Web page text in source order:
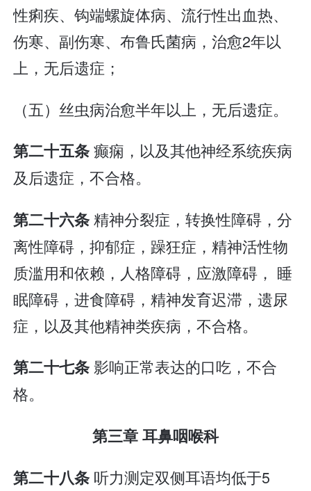
性痢疾、钩端螺旋体病、流行性出血热、
伤寒、副伤寒、布鲁氏菌病，治愈2年以
上，无后遗症；
（五）丝虫病治愈半年以上，无后遗症。
第二十五条癫痫，以及其他神经系统疾病
及后遗症，不合格。
第二十六条精神分裂症，转换性障碍，分
离性障碍，抑郁症，躁狂症，精神活性物
质滥用和依赖，人格障碍，应激障碍， 睡
眠障碍，进食障碍，精神发育迟滞，遗尿
症，以及其他精神类疾病，不合格。
第二十七条影响正常表达的口吃，不合
格。
第三章 耳鼻咽喉科
第二十八条 听力测定双侧耳语均低于5